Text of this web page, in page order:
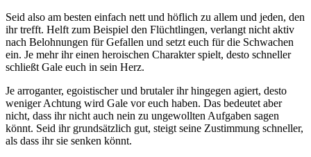
Seid also am besten einfach nett und höflich zu allem und jeden, den
ihr trefft. Helft zum Beispiel den Flüchtlingen, verlangt nicht aktiv
nach Belohnungen für Gefallen und setzt euch für die Schwachen
ein. Je mehr ihr einen heroischen Charakter spielt, desto schneller
schließt Gale euch in sein Herz.
Je arroganter, egoistischer und brutaler ihr hingegen agiert, desto
weniger Achtung wird Gale vor euch haben. Das bedeutet aber
nicht, dass ihr nicht auch nein zu ungewollten Aufgaben sagen
könnt. Seid ihr grundsätzlich gut, steigt seine Zustimmung schneller,
als dass ihr sie senken könnt.